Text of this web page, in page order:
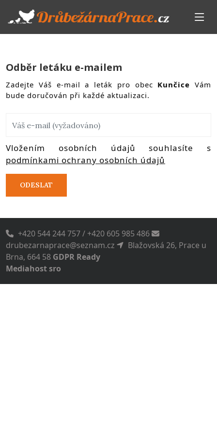
Odběr letáku e-mailem
Zadejte Váš e-mail a leták pro obec Kunčice Vám
bude doručován při každé aktualizaci.
Vložením osobních údajů souhlasíte s
podmínkami ochrany osobních údajů
ODESLAT
+420 544 244 757 / +420 605 985 486
drubezarnaprace@seznam.cz
Blažovská 26, Prace u
Brna, 664 58 GDPR Ready
Mediahost sro